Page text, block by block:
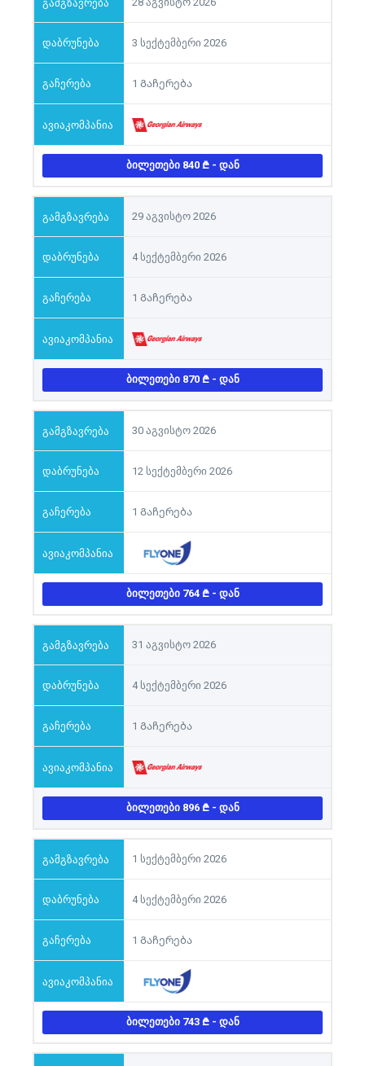
3 სექტემბერი 2026
1 Გაჩერება
ᲑᲘᲚᲔᲗᲔᲑᲘ 840 - ᲓᲐᲜ
29 აგვისტო 2026
4 სექტემბერი 2026
1 Გაჩერება
ᲑᲘᲚᲔᲗᲔᲑᲘ 870 - ᲓᲐᲜ
30 აგვისტო 2026
12 სექტემბერი 2026
1 Გაჩერება
ᲑᲘᲚᲔᲗᲔᲑᲘ 764 - ᲓᲐᲜ
31 აგვისტო 2026
4 სექტემბერი 2026
1 Გაჩერება
ᲑᲘᲚᲔᲗᲔᲑᲘ 896 - ᲓᲐᲜ
1 სექტემბერი 2026
4 სექტემბერი 2026
1 Გაჩერება
ᲑᲘᲚᲔᲗᲔᲑᲘ 743 - ᲓᲐᲜ